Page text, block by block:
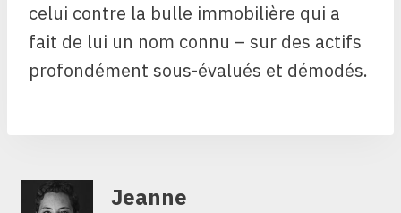
celui contre la bulle immobilière qui a
fait de lui un nom connu – sur des actifs
profondément sous-évalués et démodés.
Jeanne